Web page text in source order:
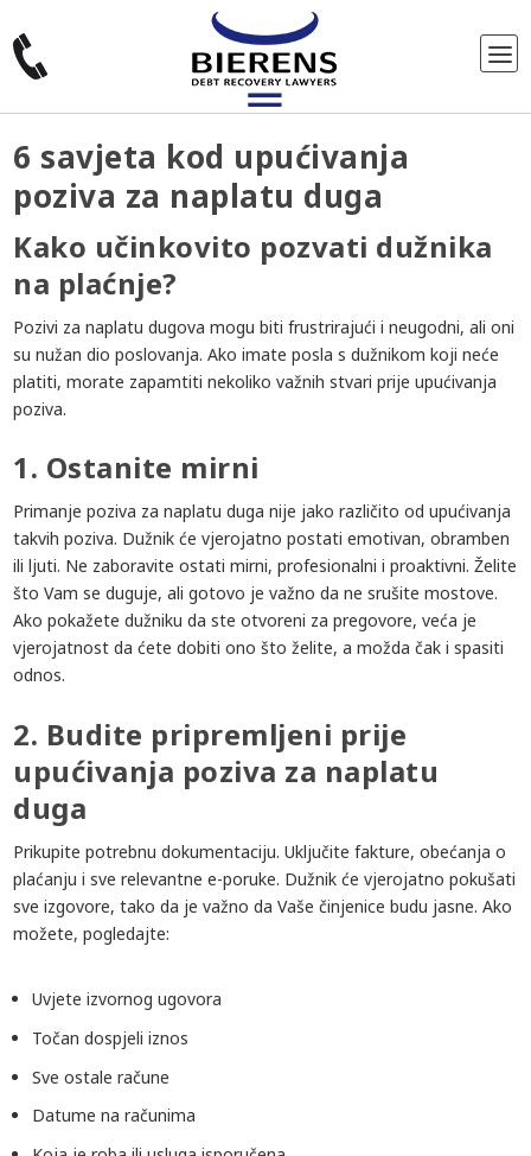
6 savjeta kod upućivanja
poziva za naplatu duga
Kako učinkovito pozvati dužnika
na plaćnje?
Pozivi za naplatu dugova mogu biti frustrirajući i neugodni, ali oni
su nužan dio poslovanja. Ako imate posla s dužnikom koji neće
platiti, morate zapamtiti nekoliko važnih stvari prije upućivanja
poziva.
1. Ostanite mirni
Primanje poziva za naplatu duga nije jako različito od upućivanja
takvih poziva. Dužnik će vjerojatno postati emotivan, obramben
ili ljuti. Ne zaboravite ostati mirni, profesionalni i proaktivni. Želite
što Vam se duguje, ali gotovo je važno da ne srušite mostove.
Ako pokažete dužniku da ste otvoreni za pregovore, veća je
vjerojatnost da ćete dobiti ono što želite, a možda čak i spasiti
odnos.
2. Budite pripremljeni prije
upućivanja poziva za naplatu
duga
Prikupite potrebnu dokumentaciju. Uključite fakture, obećanja o
plaćanju i sve relevantne e-poruke. Dužnik će vjerojatno pokušati
sve izgovore, tako da je važno da Vaše činjenice budu jasne. Ako
možete, pogledajte:
Uvjete izvornog ugovora
Točan dospjeli iznos
Sve ostale račune
Datume na računima